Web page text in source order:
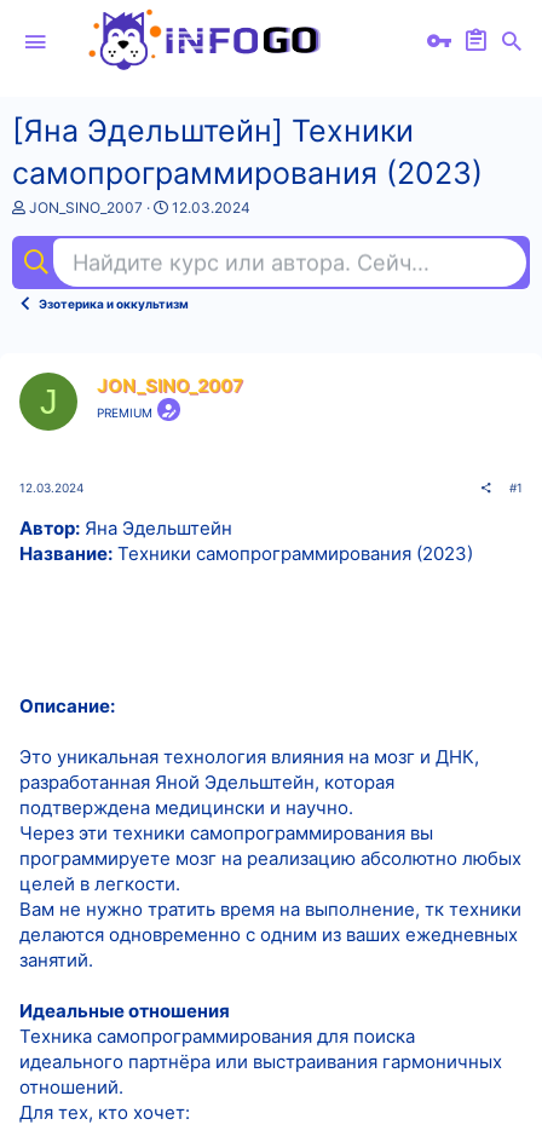
[Яна Эдельштейн] Техники
самопрограммирования (2023)
А
т
о
т
JON_SINO_2007
Д
а
н
а
а
12.03.2024
Найдите курс или автора. Сейчас ищут
Эзотерика и оккультизм
J JON_SINO_2007
PREMIUM
12.03.2024 #1
Автор: Яна Эдельштейн
Название: Техники самопрограммирования (2023)
Описание:
Это уникальная технология влияния на мозг и ДНК,
разработанная Яной Эдельштейн, которая
подтверждена медицински и научно.
Через эти техники самопрограммирования вы
программируете мозг на реализацию абсолютно любых
целей в легкости.
Вам не нужно тратить время на выполнение, тк техники
делаются одновременно с одним из ваших ежедневных
занятий.
Идеальные отношения
Техника самопрограммирования для поиска
идеального партнёра или выстраивания гармоничных
отношений.
Для тех, кто хочет: